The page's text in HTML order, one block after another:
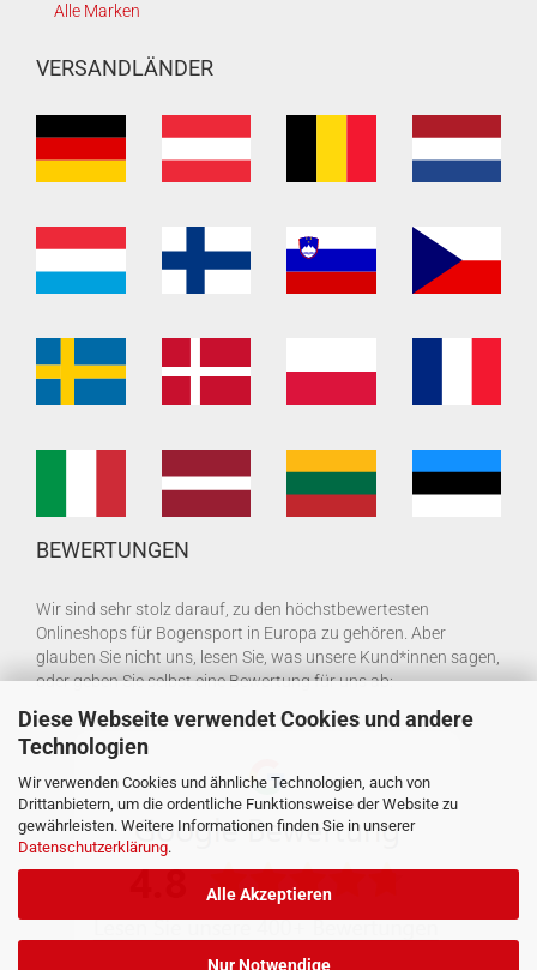
Diese Webseite verwendet Cookies und andere
Technologien
Wir verwenden Cookies und ähnliche Technologien, auch von
Drittanbietern, um die ordentliche Funktionsweise der Website zu
gewährleisten. Weitere Informationen finden Sie in unserer
Datenschutzerklärung.
Alle Akzeptieren
Nur Notwendige
Alle Marken
VERSANDLÄNDER
BEWERTUNGEN
Wir sind sehr stolz darauf, zu den höchstbewertesten
Onlineshops für Bogensport in Europa zu gehören. Aber
glauben Sie nicht uns, lesen Sie, was unsere Kund*innen sagen,
oder geben Sie selbst eine Bewertung für uns ab: